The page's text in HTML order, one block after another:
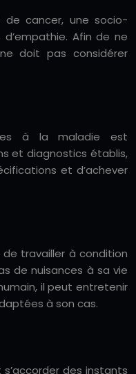
cancer, une socio-
Afin de ne
doit pas considérer
à la maladie est
et diagnostics établis,
et d’achever
travailler à condition
de nuisances à sa vie
il peut entretenir
à son cas.
des instants